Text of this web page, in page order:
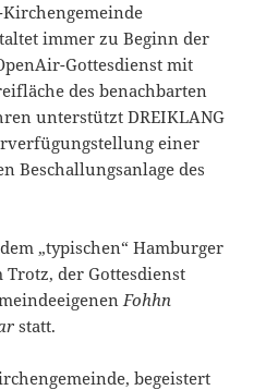
Kirchengemeinde
immer zu Beginn der
Gottesdienst mit
des benachbarten
unterstützt DREIKLANG
einer
Beschallungsanlage des
„typischen“ Hamburger
der Gottesdienst
Fohhn
statt.
begeistert